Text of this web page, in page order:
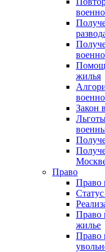
жилья
Закон
Право
Право
Право
жилье
Право